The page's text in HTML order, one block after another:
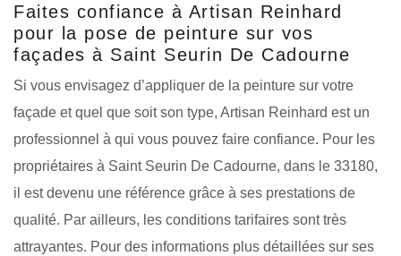
Faites confiance à Artisan Reinhard
pour la pose de peinture sur vos
façades à Saint Seurin De Cadourne
Si vous envisagez d’appliquer de la peinture sur votre
façade et quel que soit son type, Artisan Reinhard est un
professionnel à qui vous pouvez faire confiance. Pour les
propriétaires à Saint Seurin De Cadourne, dans le 33180,
il est devenu une référence grâce à ses prestations de
qualité. Par ailleurs, les conditions tarifaires sont très
attrayantes. Pour des informations plus détaillées sur ses